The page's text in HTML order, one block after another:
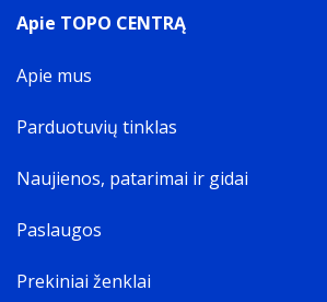
Apie TOPO CENTRĄ
Apie mus
Parduotuvių tinklas
Naujienos, patarimai ir gidai
Paslaugos
Prekiniai ženklai